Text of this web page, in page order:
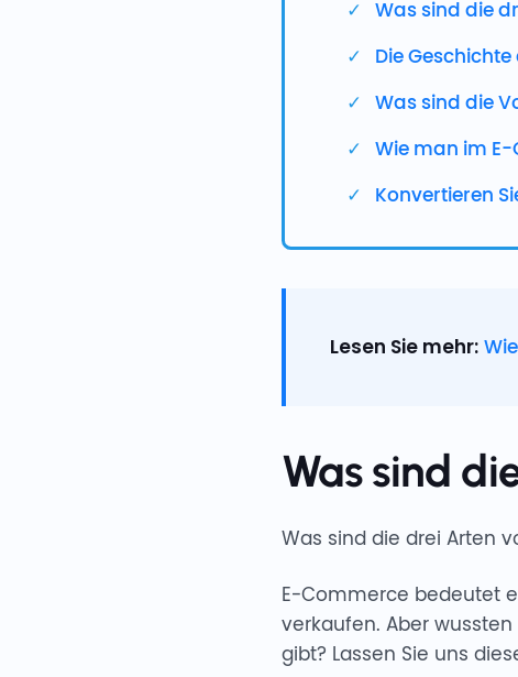
Was sind die
Die
Was sind die
Wie man im
Konvertieren
Lesen Sie mehr:
Was sind
Was sind die drei Arten
E-Commerce bedeutet
verkaufen. Aber
gibt? Lassen Sie uns